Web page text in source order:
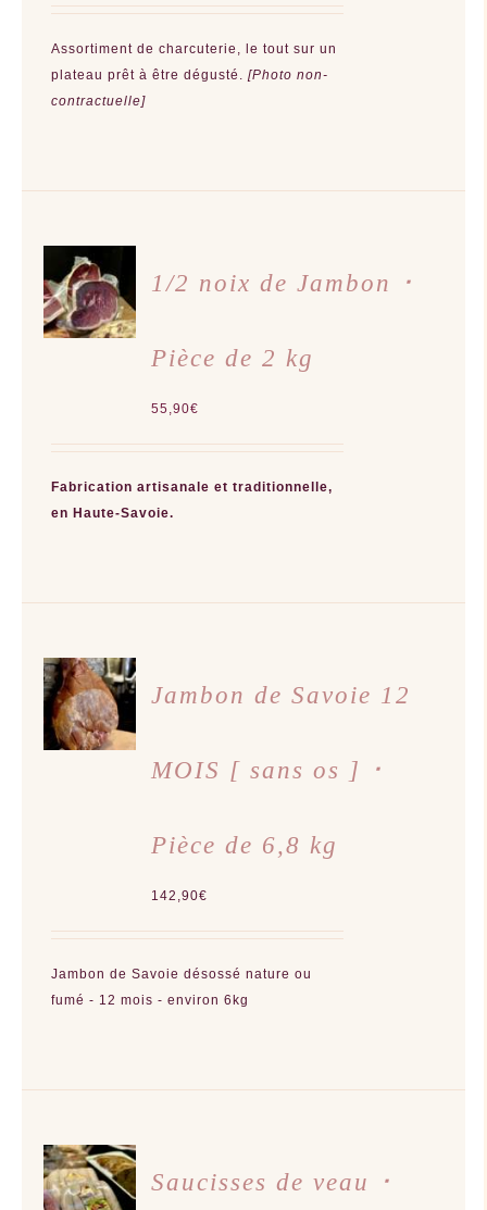
Assortiment de charcuterie, le tout sur un
plateau prêt à être dégusté.[Photo non-
contractuelle]
AJOUTER
AU
PANIER
/
DÉTAILS
1/2 noix de Jambon ･
Pièce de 2 kg
55,90€
Fabrication artisanale et traditionnelle,
en Haute-Savoie.
CHOIX
DES
OPTIONS
CE
PRODUIT
A
PLUSIEURS
PRODUIT
/
DÉTAILS
Jambon de Savoie 12
MOIS [ sans os ] ･
Pièce de 6,8 kg
142,90€
Jambon de Savoie désossé nature ou
fumé - 12 mois - environ 6kg
AJOUTER
AU
PANIER
Saucisses de veau ･